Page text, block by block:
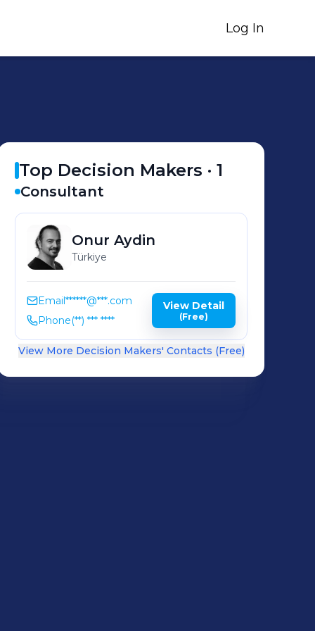
Log In
Top Decision Makers ·1
Consultant
Onur Aydin
Türkiye
Email******@***.com
Phone(**) *** ****
View Detail
(Free)
View More Decision Makers' Contacts (Free)